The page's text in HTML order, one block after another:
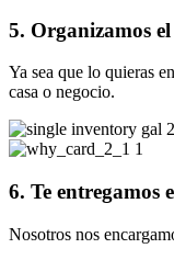
5. Organizamos
Ya sea que lo quieras
casa o negocio.
6. Te
Nosotros nos